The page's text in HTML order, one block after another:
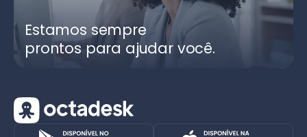
Estamos sempre
prontos para ajudar você.